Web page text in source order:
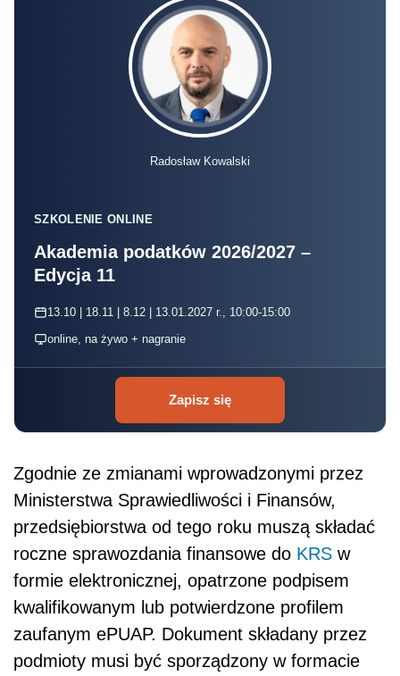
Radosław Kowalski
SZKOLENIE ONLINE
Akademia podatków 2026/2027 –
Edycja 11
13.10 | 18.11 | 8.12 | 13.01.2027 r., 10:00-15:00
online, na żywo + nagranie
Zapisz się
Zgodnie ze zmianami wprowadzonymi przez
Ministerstwa Sprawiedliwości i Finansów,
przedsiębiorstwa od tego roku muszą składać
roczne sprawozdania finansowe do KRS w
formie elektronicznej, opatrzone podpisem
kwalifikowanym lub potwierdzone profilem
zaufanym ePUAP. Dokument składany przez
podmioty musi być sporządzony w formacie